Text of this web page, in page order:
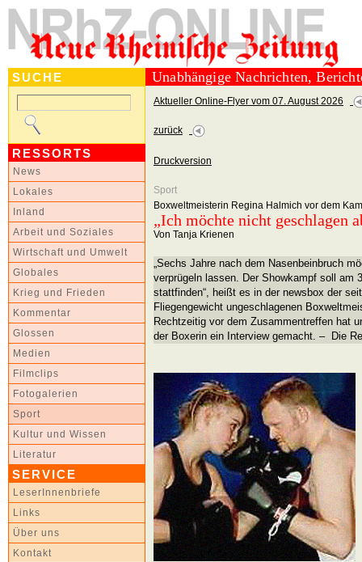
SUCHE
RESSORTS
News
Lokales
Inland
Arbeit und Soziales
Wirtschaft und Umwelt
Globales
Krieg und Frieden
Kommentar
Glossen
Medien
Filmclips
Fotogalerien
Sport
Kultur und Wissen
Literatur
SERVICE
LeserInnenbriefe
Links
Über uns
Kontakt
Unabhängige Nachrichten,
Aktueller Online-Flyer vom 07. August 2026
zurück
Druckversion
Sport
Boxweltmeisterin Regina Halmich vor dem
„Ich möchte nicht geschlagen
Von Tanja Krienen
„Sechs Jahre nach dem Nasenbeinbruch
verprügeln lassen. Der Showkampf soll am
stattfinden“, heißt es in der newsbox der
Fliegengewicht ungeschlagenen
Rechtzeitig vor dem Zusammentreffen hat
der Boxerin ein Interview gemacht. – Die